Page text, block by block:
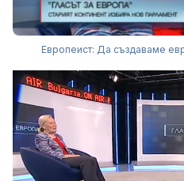
Европеист: Да създаваме